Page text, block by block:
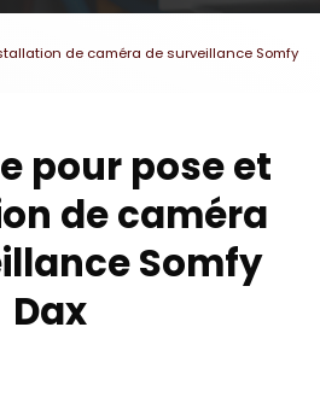
de caméra de surveillance Somfy
pour pose et
de caméra
Somfy
Dax